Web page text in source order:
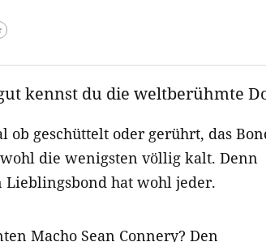
kennst du die weltberühmte
ob geschüttelt oder gerührt, das
die wenigsten völlig kalt. Denn
hat wohl jeder.
Macho Sean Connery? Den